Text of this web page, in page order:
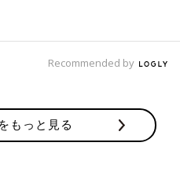
Recommended by
もっと見る